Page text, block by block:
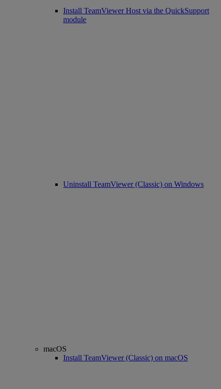
Install TeamViewer Host via the QuickSupport
module
Uninstall TeamViewer (Classic) on Windows
macOS
Install TeamViewer (Classic) on macOS